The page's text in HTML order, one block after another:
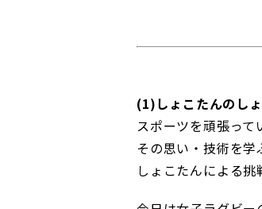
(1)しょこたんのし
スポーツを頑張って
その思い・技術を学
しょこたんによる挑